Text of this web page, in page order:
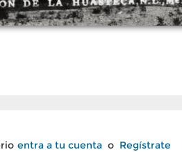
entra a tu cuenta o Regístrate